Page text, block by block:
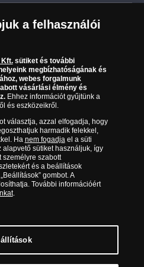
csütörtökig 9.00 és 17.00
és 15.00 óra között)
Váci út 33. Cégjegyzékszám: 01-09-
A Társaság a Magyar Kereskedelmi
a felhasználói
sütiket és további
megbízhatóságának és
webes forgalmunk
vásárlási élmény és
Ehhez információt gyűjtünk a
és eszközeikről.
választja, azzal elfogadja, hogy
harmadik felekkel,
Ha nem fogadjael a süti
alapvető sütiket használjuk, így
személyre szabott
és a beállítások
gombot. A
További információért
.